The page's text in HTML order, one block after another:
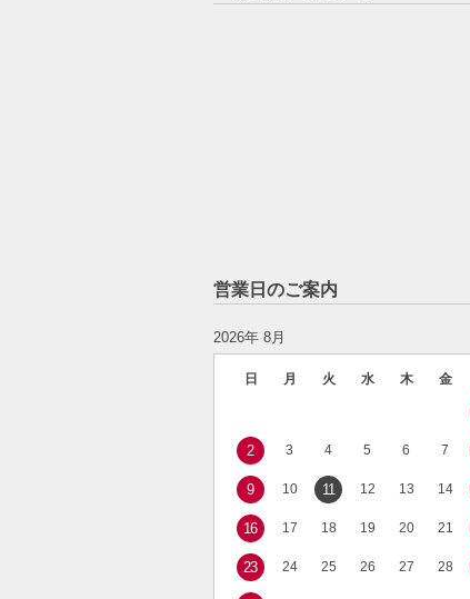
営業日のご案内
2026年 8月
日 月 火 水 木 金
2 3 4 5 6 7
9 10 11 12 13 14
16 17 18 19 20 21
23 24 25 26 27 28